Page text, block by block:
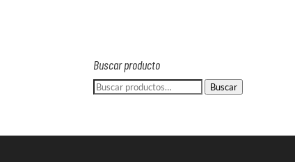
Buscar producto
Buscar
Buscar